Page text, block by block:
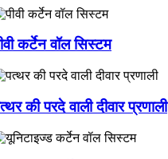
कर्टेन वॉल सिस्टम
की परदे वाली दीवार प्रणाली